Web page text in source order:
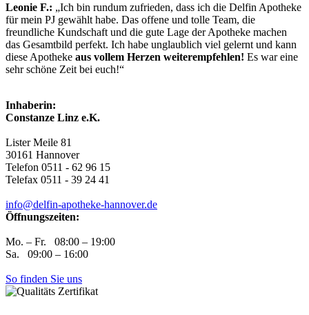
Leonie F.: „Ich bin rundum zufrieden, dass ich die Delfin Apotheke
für mein PJ gewählt habe. Das offene und tolle Team, die
freundliche Kundschaft und die gute Lage der Apotheke machen
das Gesamtbild perfekt. Ich habe unglaublich viel gelernt und kann
diese Apotheke aus vollem Herzen weiterempfehlen! Es war eine
sehr schöne Zeit bei euch!“
Inhaberin:
Constanze Linz e.K.
Lister Meile 81
30161 Hannover
Telefon 0511 - 62 96 15
Telefax 0511 - 39 24 41
info@delfin-apotheke-hannover.de
Öffnungszeiten:
Mo. – Fr. 08:00 – 19:00
Sa. 09:00 – 16:00
So finden Sie uns